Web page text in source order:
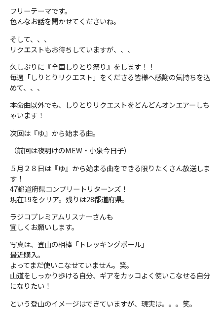
フリーテーマです。
色んなお話を聞かせてくださいね。
そして、、、
リクエストもお待ちしていますが、、、
久しぶりに『全国しりとり祭り』をします！！
毎週「しりとりリクエスト」をくださる皆様へ感謝の気持ちを込
めて、、、
本命曲以外でも、しりとりリクエストをどんどんオンエアーしち
ゃいます！
次回は『ゆ』から始まる曲。
（前回は夜明けのMEW・小泉今日子）
５月２８日は『ゆ』から始まる曲をできる限りたくさん放送しま
す！
47都道府県コンプリートリターンズ！
現在19をクリア。残りは28都道府県。
ラジコプレミアムリスナーさんも
宜しくお願いします。
写真は、登山の相棒「トレッキングポール」
最近購入。
よってまだ使いこなせていません。笑。
山道をしっかり歩ける自分、ギアをカッコよく使いこなせる自分
になりたい！
という登山のイメージはできていますが、現実は。。。笑。